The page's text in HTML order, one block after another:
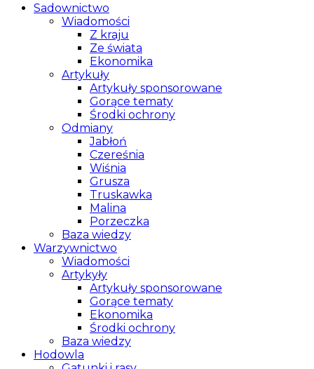
Sadownictwo
Wiadomości
Z kraju
Ze świata
Ekonomika
Artykuły
Artykuły sponsorowane
Gorące tematy
Środki ochrony
Odmiany
Jabłoń
Czereśnia
Wiśnia
Grusza
Truskawka
Malina
Porzeczka
Baza wiedzy
Warzywnictwo
Wiadomości
Artykyły
Artykuły sponsorowane
Gorące tematy
Ekonomika
Środki ochrony
Baza wiedzy
Hodowla